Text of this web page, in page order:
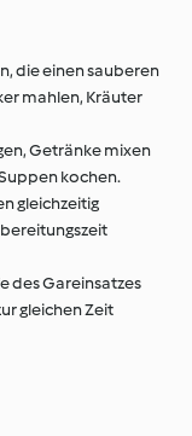
die einen sauberen
mahlen, Kräuter
Getränke mixen
kochen.
gleichzeitig
des Gareinsatzes
gleichen Zeit